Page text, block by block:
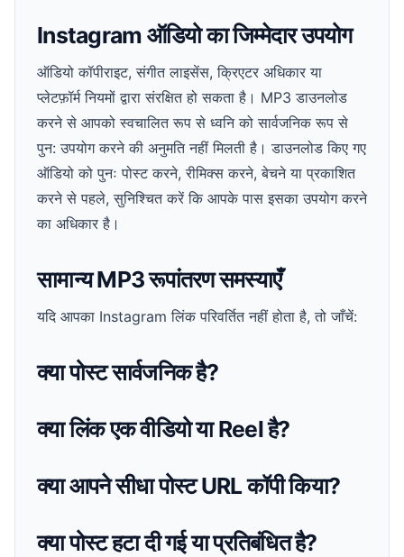
Instagram ऑडियो का जिम्मेदार उपयोग
ऑडियो कॉपीराइट, संगीत लाइसेंस, क्रिएटर अधिकार या
प्लेटफ़ॉर्म नियमों द्वारा संरक्षित हो सकता है। MP3 डाउनलोड
करने से आपको स्वचालित रूप से ध्वनि को सार्वजनिक रूप से
पुन: उपयोग करने की अनुमति नहीं मिलती है। डाउनलोड किए गए
ऑडियो को पुनः पोस्ट करने, रीमिक्स करने, बेचने या प्रकाशित
करने से पहले, सुनिश्चित करें कि आपके पास इसका उपयोग करने
का अधिकार है।
सामान्य MP3 रूपांतरण समस्याएँ
यदि आपका Instagram लिंक परिवर्तित नहीं होता है, तो जाँचें:
क्या पोस्ट सार्वजनिक है?
क्या लिंक एक वीडियो या Reel है?
क्या आपने सीधा पोस्ट URL कॉपी किया?
क्या पोस्ट हटा दी गई या प्रतिबंधित है?